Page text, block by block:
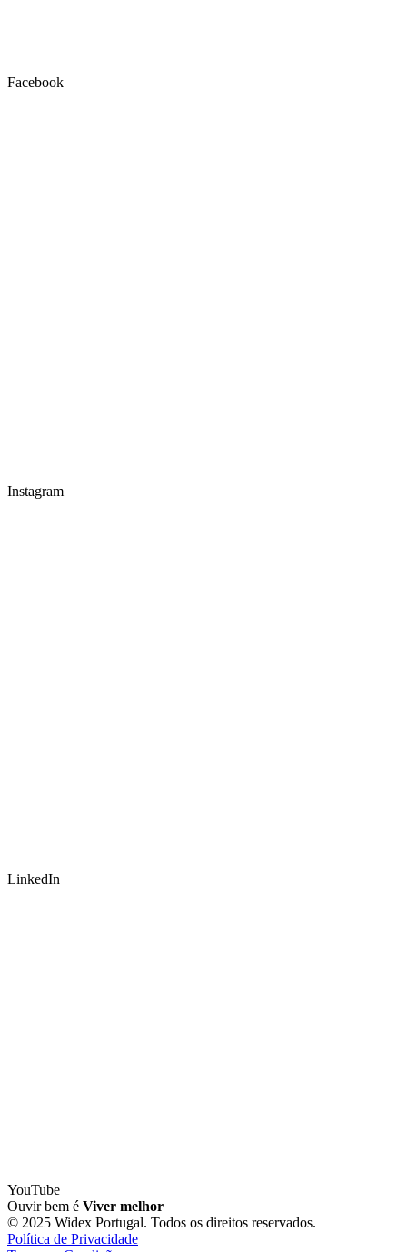
Facebook
Instagram
LinkedIn
YouTube
Ouvir bem é Viver melhor
© 2025 Widex Portugal. Todos os direitos reservados.
Política de Privacidade